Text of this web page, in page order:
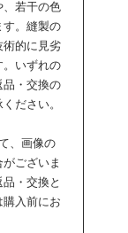
、若干の色
す。縫製の
術的に見劣
。いずれの
品・交換の
ださい。
、画像の
ございま
・交換と
購入前にお